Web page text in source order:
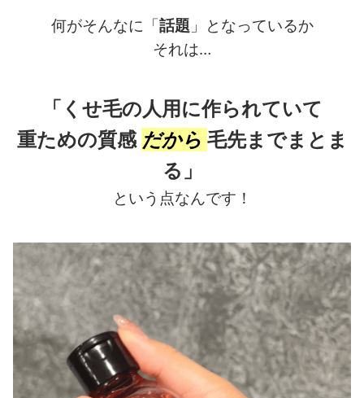
何がそんなに「話題 」となっているか
それは…
「くせ毛の人用に作られていて
重ための質感 だから 毛先までまとま
る」
という点なんです！